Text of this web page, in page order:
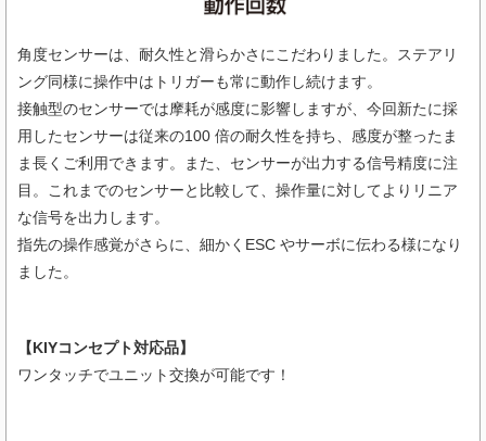
角度センサーは、耐久性と滑らかさにこだわりました。ステアリ
ング同様に操作中はトリガーも常に動作し続けます。
接触型のセンサーでは摩耗が感度に影響しますが、今回新たに採
用したセンサーは従来の100 倍の耐久性を持ち、感度が整ったま
ま長くご利用できます。また、センサーが出力する信号精度に注
目。これまでのセンサーと比較して、操作量に対してよりリニア
な信号を出力します。
指先の操作感覚がさらに、細かくESC やサーボに伝わる様になり
ました。
【KIYコンセプト対応品】
ワンタッチでユニット交換が可能です！